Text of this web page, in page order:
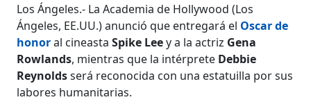
Los Ángeles.- La Academia de Hollywood (Los
Ángeles, EE.UU.) anunció que entregará el Oscar de
honoral cineastaSpike Leey a la actriz Gena
Rowlands, mientras que la intérprete Debbie
Reynoldsserá reconocida con una estatuilla por sus
labores humanitarias.